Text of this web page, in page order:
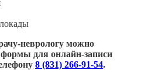
неврологу можно
формы для онлайн-записи
8 (831) 266-91-54.